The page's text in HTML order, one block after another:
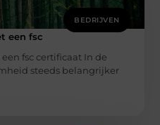
BEDRIJVEN
een fsc
fsc certificaat In de
steeds belangrijker